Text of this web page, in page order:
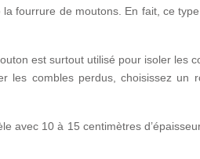
fourrure de moutons. En fait, ce
est surtout utilisé pour isoler les
les combles perdus, choisissez un
avec 10 à 15 centimètres d’épaisseur